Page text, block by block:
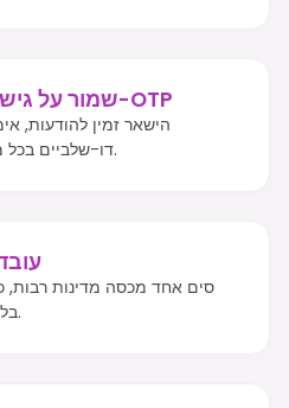
שמור על גישה לוואטסאפ ו-OTP
הישאר זמין להודעות,
דו-שלביים בכל מקום שאתה נמצא.
בלי להחליף כרטיסים.